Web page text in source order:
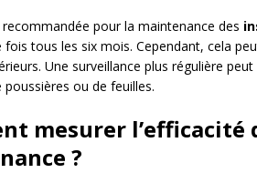
pour la maintenance des
tous les six mois. Cependant, cela
Une surveillance plus régulière
ou de feuilles.
mesurer
?